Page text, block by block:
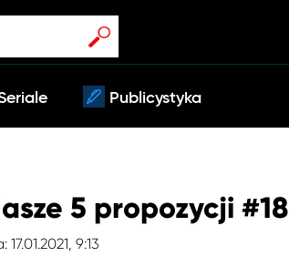
Publicystyka
5 propozycji #18
9:13